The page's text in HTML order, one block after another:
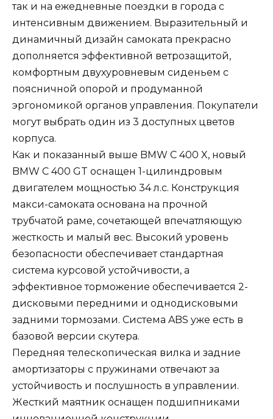
так и на ежедневные поездки в города с
интенсивным движением. Выразительный и
динамичный дизайн самоката прекрасно
дополняется эффективной ветрозащитой,
комфортным двухуровневым сиденьем с
поясничной опорой и продуманной
эргономикой органов управления. Покупатели
могут выбрать один из 3 доступных цветов
корпуса.
Как и показанный выше BMW C 400 X, новый
BMW C 400 GT оснащен 1-цилиндровым
двигателем мощностью 34 л.с. Конструкция
макси-самоката основана на прочной
трубчатой ​​раме, сочетающей впечатляющую
жесткость и малый вес. Высокий уровень
безопасности обеспечивает стандартная
система курсовой устойчивости, а
эффективное торможение обеспечивается 2-
дисковыми передними и однодисковыми
задними тормозами. Система ABS уже есть в
базовой версии скутера.
Передняя телескопическая вилка и задние
амортизаторы с пружинами отвечают за
устойчивость и послушность в управлении.
Жесткий маятник оснащен подшипниками